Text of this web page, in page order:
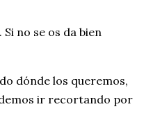
no se os da bien
dónde los queremos,
ir recortando por